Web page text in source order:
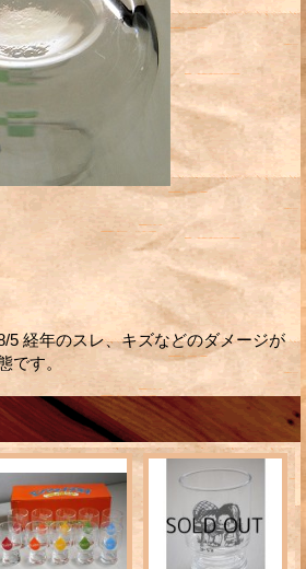
経年のスレ、キズなどのダメージが
です。